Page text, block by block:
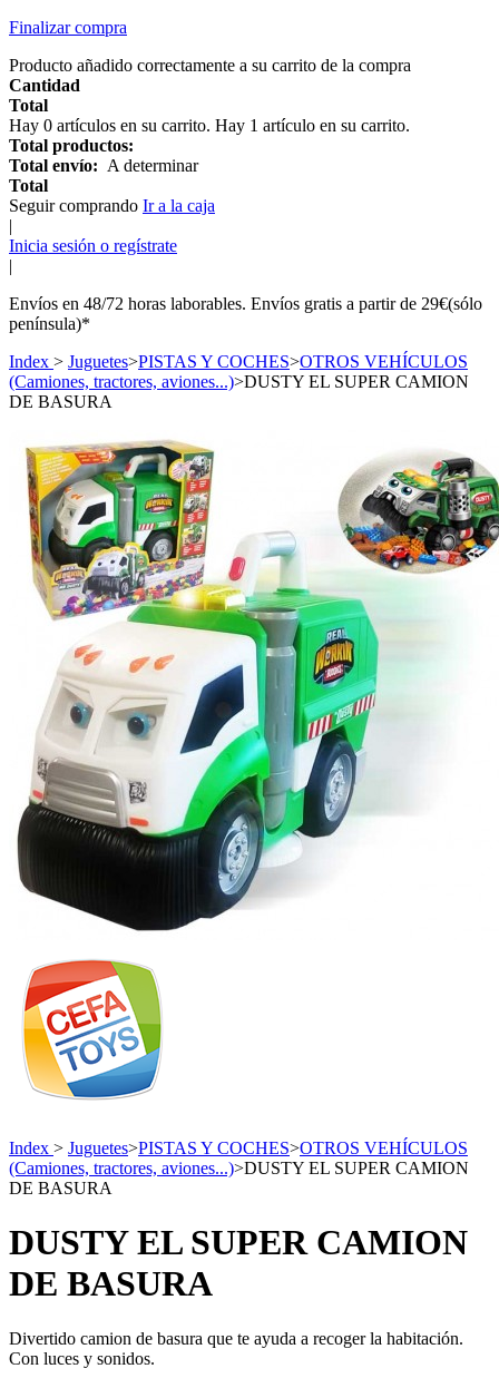
Finalizar compra
Producto añadido correctamente a su carrito de la compra
Cantidad
Total
Hay 0 artículos en su carrito. Hay 1 artículo en su carrito.
Total productos:
Total envío: A determinar
Total
Seguir comprando Ir a la caja
|
Inicia sesión o regístrate
|
Envíos en 48/72 horas laborables. Envíos gratis a partir de 29€(sólo
península)*
Index > Juguetes>PISTAS Y COCHES>OTROS VEHÍCULOS
(Camiones, tractores, aviones...)>DUSTY EL SUPER CAMION
DE BASURA
Index > Juguetes>PISTAS Y COCHES>OTROS VEHÍCULOS
(Camiones, tractores, aviones...)>DUSTY EL SUPER CAMION
DE BASURA
DUSTY EL SUPER CAMION
DE BASURA
Divertido camion de basura que te ayuda a recoger la habitación.
Con luces y sonidos.